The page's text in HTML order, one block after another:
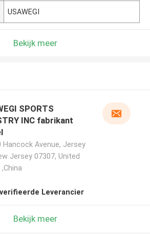
USAWEGI
Bekijk meer
SPORTS
INC fabrikant
Hancock Avenue, Jersey
Jersey 07307, United
Leverancier
Bekijk meer